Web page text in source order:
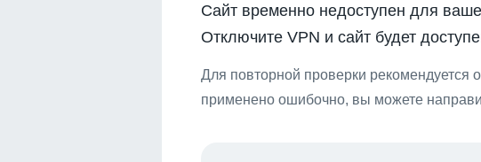
Сайт временно недоступен для
Отключите VPN и сайт будет
Для повторной проверки рекомендуется
применено ошибочно, вы можете